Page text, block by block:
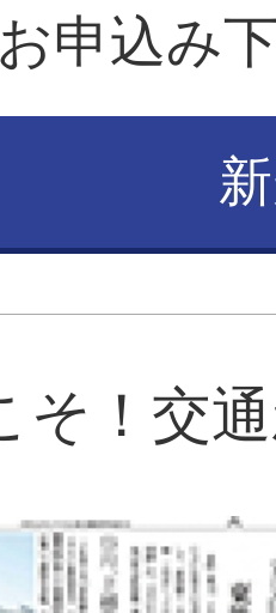
申込み
そ！交